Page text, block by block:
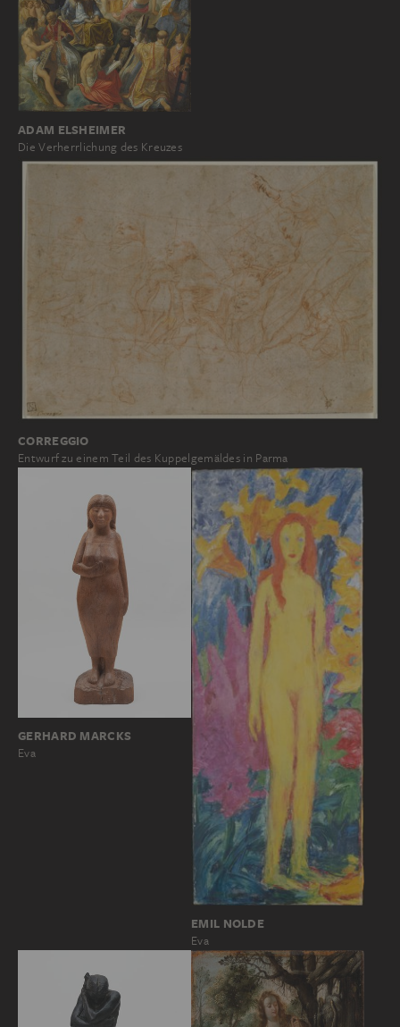
ADAM ELSHEIMER
Die Verherrlichung des Kreuzes
CORREGGIO
Entwurf zu einem Teil des Kuppelgemäldes in Parma
GERHARD MARCKS
Eva
EMIL NOLDE
Eva